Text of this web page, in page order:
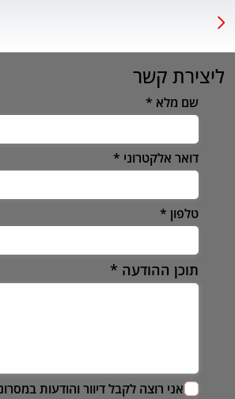
ליצירת קשר
שם מלא
דואר אלקטרוני
טלפון
תוכן ההודעה
אני רוצה לקבל דיוור והודעות